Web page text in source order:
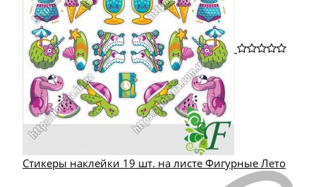
Стикеры наклейки 19 шт. на листе Фигурные Лето